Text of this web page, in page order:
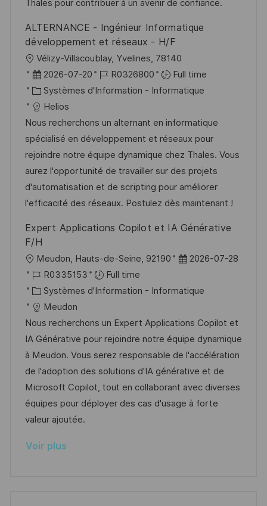
t
o
f
c
c
d
o
t
r
e
Thales pour contribuer à un avenir de confiance.
ALTERNANCE - Ingénieur Informatique
développement et réseaux - H/F
o
c
a
l
i
s
a
t
i
n
Vélizy-Villacoublay, Yvelines, 78140
D
a
t
e
d
’
a
f
f
c
g
2026-07-20
R
é
é
r
e
n
c
e
u
s
R0326800
Full time
C
a
t
é
g
o
r
i
Systèmes d'Information - Informatique
Helios
Nous recherchons un alternant en informatique
spécialisé en développement et réseaux pour
rejoindre notre équipe dynamique chez Thales. Vous
aurez l'opportunité de travailler sur des projets
d'automatisation et de scripting pour améliorer
l'efficacité des réseaux. Postulez dès maintenant !
Expert Applications Copilot et IA Générative
F/H
o
c
a
l
i
s
a
t
i
o
Meudon, Hauts-de-Seine, 92190
D
t
d
’
a
f
f
i
2026-07-28
R
é
f
é
r
e
n
c
e
d
p
R0335153
Full time
C
a
t
é
g
o
r
i
e
Systèmes d'Information - Informatique
Meudon
Nous recherchons un Expert Applications Copilot et
IA Générative pour rejoindre notre équipe dynamique
à Meudon. Vous serez responsable de l'accélération
de l'adoption des solutions d'IA générative et de
Microsoft Copilot, tout en collaborant avec diverses
équipes pour déployer des cas d'usage à forte
valeur ajoutée.
Voir plus